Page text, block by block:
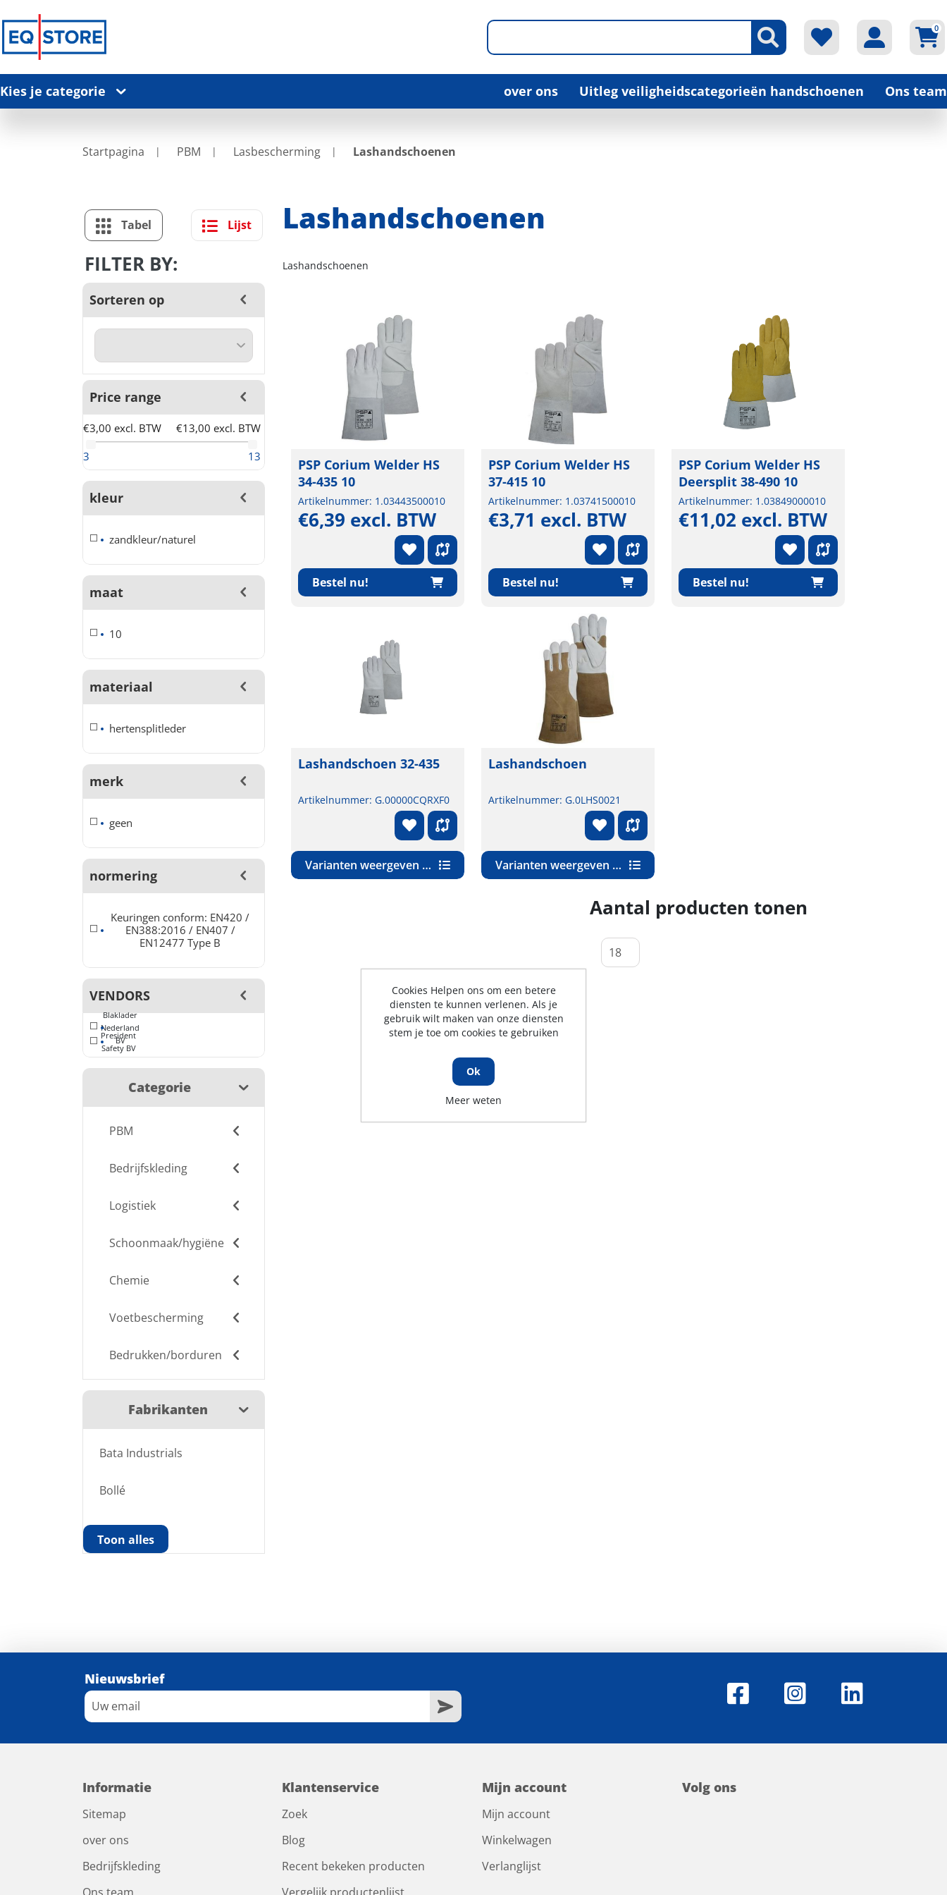
0
Kies je categorie over ons Uitleg veiligheidscategorieën handschoenen Ons team
Startpagina PBM Lasbescherming Lashandschoenen
Tabel Lijst
FILTER BY:
Sorteren op
Price range
€3,00 excl. BTW €13,00 excl. BTW
3 13
kleur
zandkleur/naturel
maat
10
materiaal
hertensplitleder
merk
geen
normering
Keuringen conform: EN420 /
EN388:2016 / EN407 /
EN12477 Type B
VENDORS
Blaklader
Nederland
BV
President
Safety BV
Categorie
PBM
Bedrijfskleding
Logistiek
Schoonmaak/hygiëne
Chemie
Voetbescherming
Bedrukken/borduren
Fabrikanten
Bata Industrials
Bollé
Toon alles
Lashandschoenen
Lashandschoenen
PSP Corium Welder HS
34-435 10
Artikelnummer: 1.03443500010
€6,39 excl. BTW
Bestel nu!
PSP Corium Welder HS
37-415 10
Artikelnummer: 1.03741500010
€3,71 excl. BTW
Bestel nu!
PSP Corium Welder HS
Deersplit 38-490 10
Artikelnummer: 1.03849000010
€11,02 excl. BTW
Bestel nu!
Lashandschoen 32-435
Artikelnummer: G.00000CQRXF0
Varianten weergeven (3)
Lashandschoen
Artikelnummer: G.0LHS0021
Varianten weergeven (2)
Aantal producten tonen
Nieuwsbrief
Informatie
Sitemap
over ons
Bedrijfskleding
Klantenservice
Zoek
Blog
Recent bekeken producten
Mijn account
Mijn account
Winkelwagen
Verlanglijst
Volg ons
Cookies Helpen ons om een betere
diensten te kunnen verlenen. Als je
gebruik wilt maken van onze diensten
stem je toe om cookies te gebruiken
Ok
Meer weten